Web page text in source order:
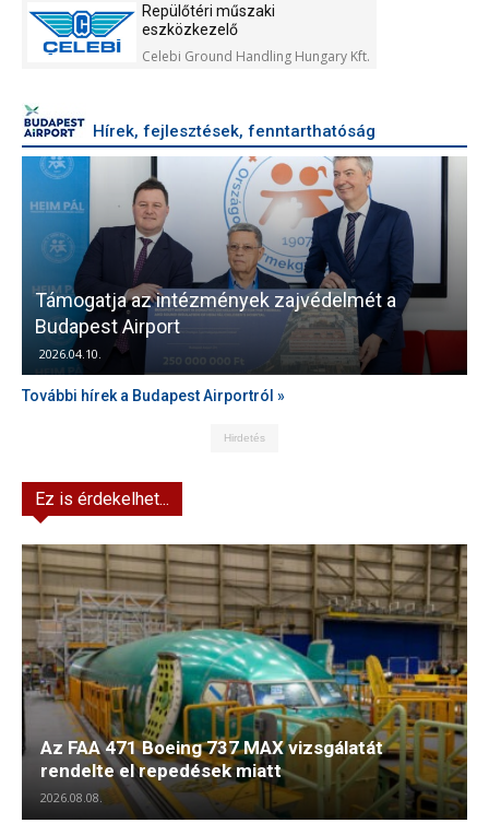
Repülőtéri műszaki
eszközkezelő
Celebi Ground Handling Hungary Kft.
Hírek, fejlesztések, fenntarthatóság
Támogatja az intézmények zajvédelmét a
Budapest Airport
2026.04.10.
További hírek a Budapest Airportról »
Hirdetés
Ez is érdekelhet...
Az FAA 471 Boeing 737 MAX vizsgálatát
rendelte el repedések miatt
2026.08.08.